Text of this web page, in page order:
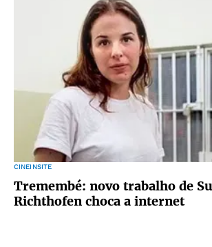
CINEINSITE
Tremembé: novo trabalho de
Richthofen choca a internet